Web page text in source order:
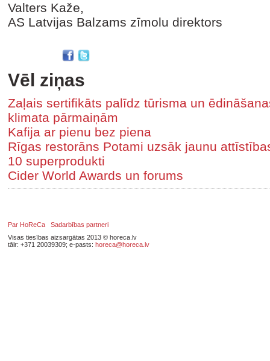
Valters Kaže,
AS Latvijas Balzams zīmolu direktors
Vēl ziņas
Zaļais sertifikāts palīdz tūrisma un
klimata pārmaiņām
Kafija ar pienu bez piena
Rīgas restorāns Potami uzsāk jaunu
10 superprodukti
Cider World Awards un forums
Par HoReCa
Sadarbības partneri
Visas tiesības aizsargātas 2013 © horeca.lv
tālr: +371 20039309; e-pasts: horeca@horeca.lv